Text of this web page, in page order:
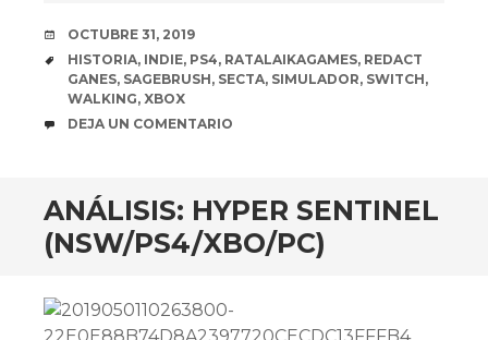
FECHA
OCTUBRE 31, 2019
ETIQUETAS
HISTORIA, INDIE, PS4, RATALAIKAGAMES, REDACT
GANES, SAGEBRUSH, SECTA, SIMULADOR, SWITCH,
WALKING, XBOX
COMENTARIOS
DEJA UN COMENTARIO
ANÁLISIS: HYPER SENTINEL
(NSW/PS4/XBO/PC)